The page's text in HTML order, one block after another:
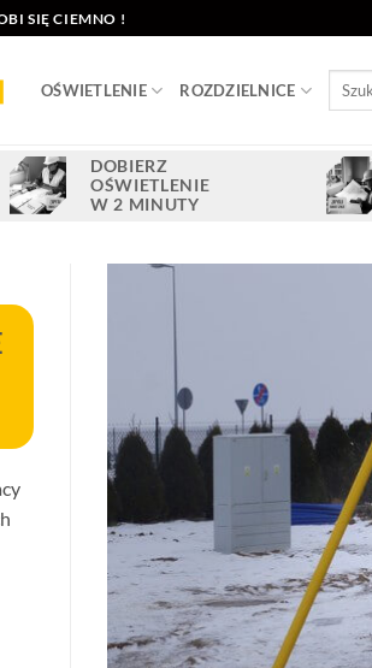
SIĘ CIEMNO !
OŚWIETLENIE ROZDZIELNICE
Szukaj:
DOBIERZ
OŚWIETLENIE
W 2 MINUTY